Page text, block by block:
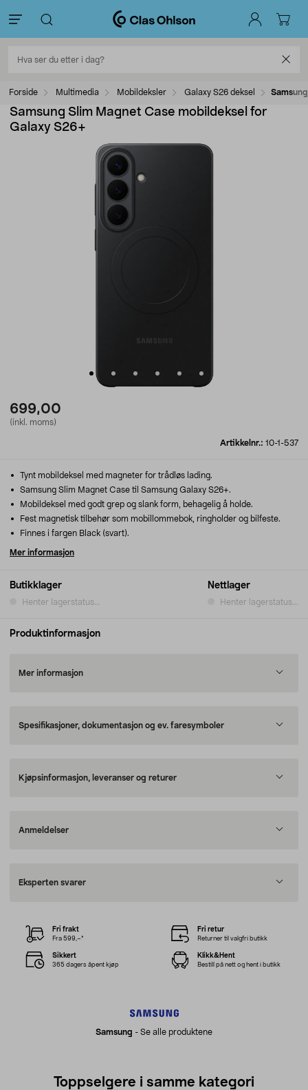
Forside Multimedia Mobildeksler Galaxy S26 deksel
Samsung Slim Magnet Case mobildeksel for
Galaxy S26+
699,00
(inkl. moms)
Artikkelnr.: 10-1-537
Butikklager
Henter lagerstatus...
Nettlager
Henter lagerstatus...
Tynt mobildeksel med magneter for trådløs lading.
Samsung Slim Magnet Case til Samsung Galaxy S26+.
Mobildeksel med godt grep og slank form, behagelig å holde.
Fest magnetisk tilbehør som mobillommebok, ringholder og bilfeste.
Finnes i fargen Black (svart).
Mer informasjon
Produktinformasjon
Mer informasjon
Spesifikasjoner, dokumentasjon og ev. faresymboler
Kjøpsinformasjon, leveranser og returer
Anmeldelser
Eksperten svarer
Samsung - Se alle produktene
Fri frakt
Fra 599,–*
Fri retur
Returner til valgfri butikk
Sikkert
365 dagers åpent kjøp
Klikk&Hent
Bestill på nett og hent i butikk
Toppselgere i samme kategori